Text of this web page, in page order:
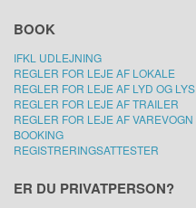
BOOK
IFKL UDLEJNING
REGLER FOR LEJE AF LOKALE
REGLER FOR LEJE AF LYD OG LYS
REGLER FOR LEJE AF TRAILER
REGLER FOR LEJE AF VAREVOGN
BOOKING
REGISTRERINGSATTESTER
ER DU PRIVATPERSON?